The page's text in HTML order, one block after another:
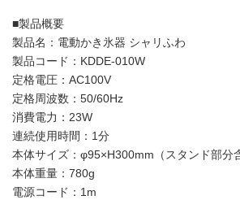
■製品概要
製品名：電動かき氷器 シャリふわ
製品コード：KDDE-010W
定格電圧：AC100V
定格周波数：50/60Hz
消費電力：23W
連続使用時間：1分
本体サイズ：φ95×H300mm（スタンド部分
本体重量：780g
電源コード：1m